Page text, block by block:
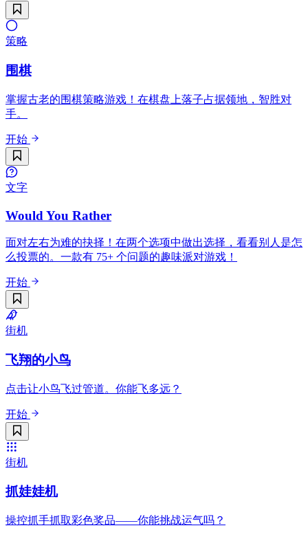
策略
围棋
掌握古老的围棋策略游戏！在棋盘上落子占据领地，智胜对
手。
开始
文字
Would You Rather
面对左右为难的抉择！在两个选项中做出选择，看看别人是怎
么投票的。一款有 75+ 个问题的趣味派对游戏！
开始
街机
飞翔的小鸟
点击让小鸟飞过管道。你能飞多远？
开始
街机
抓娃娃机
操控抓手抓取彩色奖品——你能挑战运气吗？